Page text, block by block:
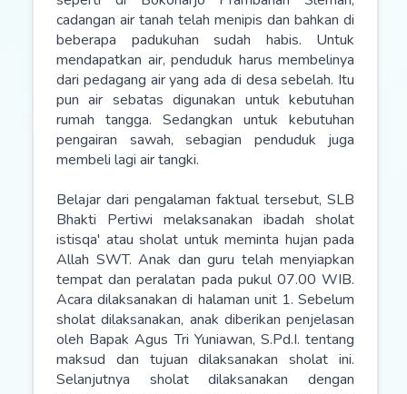
cadangan air tanah telah menipis dan bahkan di
beberapa padukuhan sudah habis. Untuk
mendapatkan air, penduduk harus membelinya
dari pedagang air yang ada di desa sebelah. Itu
pun air sebatas digunakan untuk kebutuhan
rumah tangga. Sedangkan untuk kebutuhan
pengairan sawah, sebagian penduduk juga
membeli lagi air tangki.
Belajar dari pengalaman faktual tersebut, SLB
Bhakti Pertiwi melaksanakan ibadah sholat
istisqa' atau sholat untuk meminta hujan pada
Allah SWT. Anak dan guru telah menyiapkan
tempat dan peralatan pada pukul 07.00 WIB.
Acara dilaksanakan di halaman unit 1. Sebelum
sholat dilaksanakan, anak diberikan penjelasan
oleh Bapak Agus Tri Yuniawan, S.Pd.I. tentang
maksud dan tujuan dilaksanakan sholat ini.
Selanjutnya sholat dilaksanakan dengan